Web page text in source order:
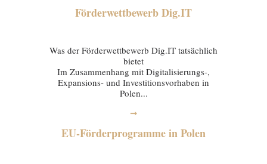
Förderwettbewerb Dig.IT
Was der Förderwettbewerb Dig.IT tatsächlich
bietet
Im Zusammenhang mit Digitalisierungs-,
Expansions- und Investitionsvorhaben in
Polen...
➞
EU-Förderprogramme in Polen